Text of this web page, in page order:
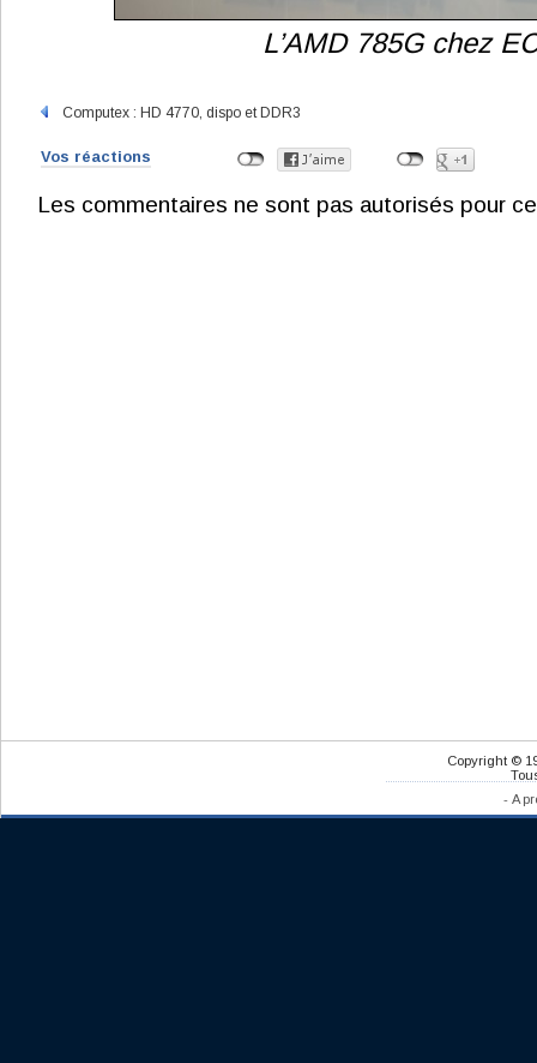
L’AMD 785G chez
Computex : HD 4770, dispo et DDR3
Vos réactions
Les commentaires ne sont pas autorisés pour
Copyright ©
- A